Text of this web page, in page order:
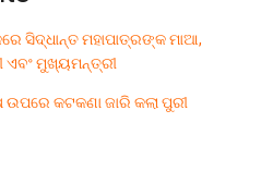
ସିଦ୍ଧାନ୍ତ ମହାପାତ୍ରଙ୍କ ମାଆ,
ଏବଂ ମୁଖ୍ୟମନ୍ତ୍ରୀ
ଉପରେ କଟକଣା ଜାରି କଲା ପୁରୀ